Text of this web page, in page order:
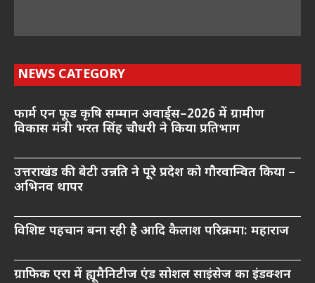
NEWS CATEGORY
फार्म एन फूड कृषि सम्मान अवार्ड्स–2026 में ग्रामीण
विकास मंत्री भरत सिंह चौधरी ने किया प्रतिभाग
उत्तराखंड की बेटी उन्नति ने पूरे प्रदेश को गौरवान्वित किया –
अभिनव थापर
विशिष्ट पहचान बना रही है आदि कैलाश परिक्रमा: महाराज
ग्राफिक एरा में ह्यूमैनिटीज एंड सोशल साइंसेज का इंडक्शन